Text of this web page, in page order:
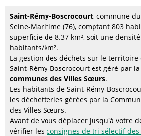
Saint-Rémy-Boscrocourt, commune
Seine-Maritime (76), comptant 803
superficie de 8.37 km², soit une
habitants/km².
La gestion des déchets sur le territoire
Saint-Rémy-Boscrocourt est géré par la
communes des Villes Sœurs.
Les habitants de Saint-Rémy-
les déchetteries gérées par la
des Villes Sœurs.
Avant de vous déplacer jusqu'à votre
vérifier les consignes de tri sélectif des